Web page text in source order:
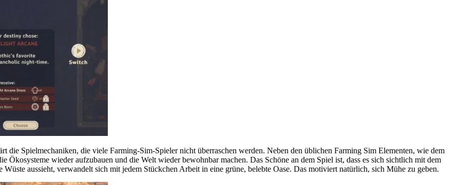
die Spielmechaniken, die viele Farming-Sim-Spieler nicht überraschen werden. Neben den üblichen Farming Sim Elementen, wie dem
wieder aufzubauen und die Welt wieder bewohnbar machen. Das Schöne an dem Spiel ist, dass es sich sichtlich mit dem
aussieht, verwandelt sich mit jedem Stückchen Arbeit in eine grüne, belebte Oase. Das motiviert natürlich, sich Mühe zu geben.